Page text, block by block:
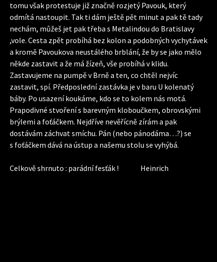
tomu však protestuje již značně rozjetý Pavouk, který
odmítá nastoupit. Tak ti dám ještě pět minut a pak tě tady
nechám, můžeš jet pak třeba s Metalindou do Bratislavy
,vole. Cesta zpět probíhá bez kolon a podobných vychytávek
a kromě Pavoukova neustálého brblání, že by se jako mělo
někde zastavit a že má žízeň, vše probíhá v klidu.
Zastavujeme na pumpě v Brně a ten, co chtěl nejvíc
zastavit, spí. Předposlední zastávka je v baru U kolenatý
báby. Po usazení koukáme, kdo se to kolem nás motá.
Prapodivné stvoření s barevným kloboučkem, obrovskými
brýlemi a foťáčkem. Nejdříve nevěřícně zírám a pak
dostávám záchvat smíchu. Pán (nebo pánodáma…?) se
s foťáčkem dává na ústup a našemu stolu se vyhýbá.
Celkově shrnuto : parádní fesťák ! Heinrich